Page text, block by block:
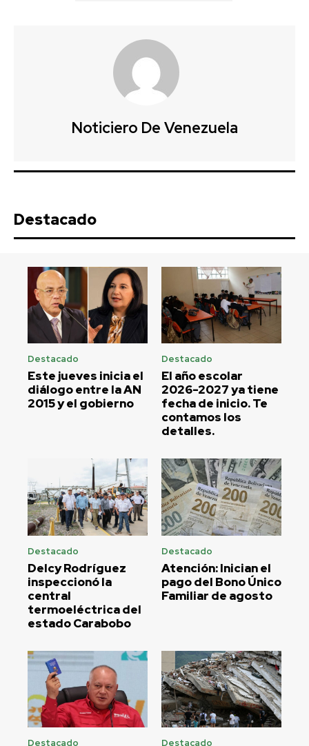
Noticiero De Venezuela
Destacado
Destacado
Este jueves inicia el
diálogo entre la AN
2015 y el gobierno
Destacado
El año escolar
2026-2027 ya tiene
fecha de inicio. Te
contamos los
detalles.
Destacado
Delcy Rodríguez
inspeccionó la
central
termoeléctrica del
estado Carabobo
Destacado
Atención: Inician el
pago del Bono Único
Familiar de agosto
Destacado Destacado